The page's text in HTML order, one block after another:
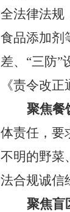
全法律法规
食品添加剂
差、 “三防”
《责令改
聚焦餐
体责任， 要
不明的野菜
法合规诚信
聚焦盲